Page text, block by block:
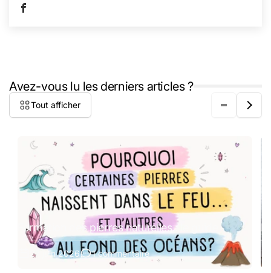
Avez-vous lu les derniers articles ?
Tout afficher
Formation des pierres naturelles : le guide
27 juin 2026 1 commentaire